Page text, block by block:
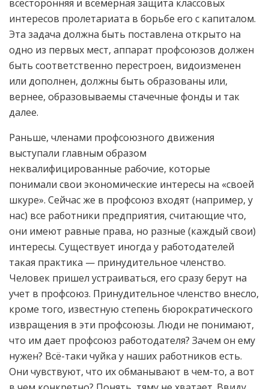
всесторонняя и всемерная защита классовых
интересов пролетариата в борьбе его с капиталом.
Эта задача должна быть поставлена открыто на
одно из первых мест, аппарат профсоюзов должен
быть соответственно перестроен, видоизменен
или дополнен, должны быть образованы или,
вернее, образовываемы стачечные фонды и так
далее.
Раньше, членами профсоюзного движения
выступали главным образом
неквалифицированные рабочие, которые
понимали свои экономические интересы на «своей
шкуре». Сейчас же в профсоюз входят (например, у
нас) все работники предприятия, считающие что,
они имеют равные права, но разные (каждый свои)
интересы. Существует иногда у работодателей
такая практика — принудительное членство.
Человек пришел устраиваться, его сразу берут на
учет в профсоюз. Принудительное членство внесло,
кроме того, известную степень бюрократического
извращения в эти профсоюзы. Люди не понимают,
что им дает профсоюз работодателя? Зачем он ему
нужен? Всё-таки чуйка у наших работников есть.
Они чувствуют, что их обманывают в чем-то, а вот